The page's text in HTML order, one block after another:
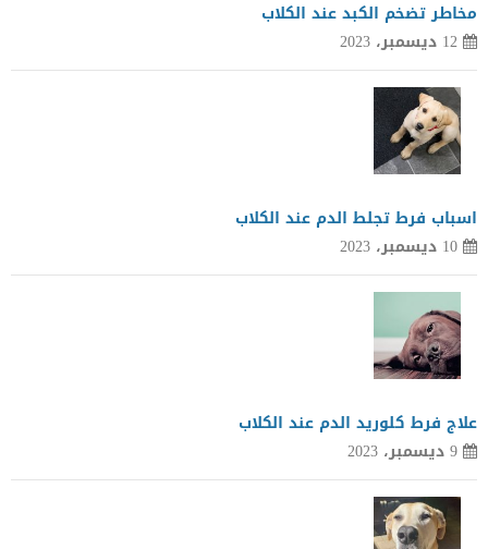
مخاطر تضخم الكبد عند الكلاب
12 ديسمبر، 2023
اسباب فرط تجلط الدم عند الكلاب
10 ديسمبر، 2023
علاج فرط كلوريد الدم عند الكلاب
9 ديسمبر، 2023